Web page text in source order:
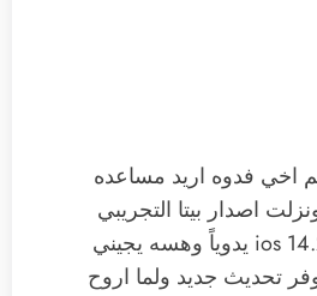
اخي فدوه اريد مساعده
اصدار بيتا التجريبي
المطورين ios 14.2 يدوياً وهسه يجيني
تحديث جديد ولما اروح